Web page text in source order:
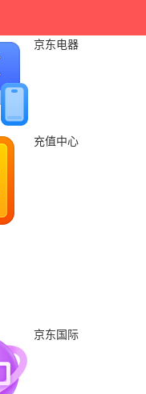
京东电器
充值中心
京东国际